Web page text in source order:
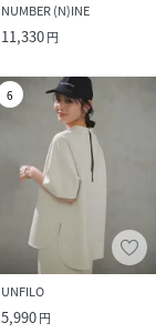
NUMBER (N)INE
11,330円
6
UNFILO
5,990円